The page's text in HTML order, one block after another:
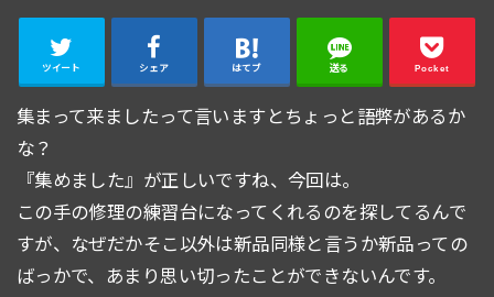
ツイート シェア はてブ 送る Pocket
集まって来ましたって言いますとちょっと語弊があるか
な？
『集めました』が正しいですね、今回は。
この手の修理の練習台になってくれるのを探してるんで
すが、なぜだかそこ以外は新品同様と言うか新品っての
ばっかで、あまり思い切ったことができないんです。